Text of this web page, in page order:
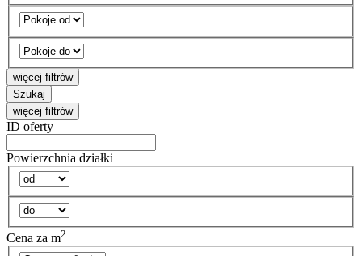
więcej filtrów
Szukaj
więcej filtrów
ID oferty
Powierzchnia działki
Cena za m2